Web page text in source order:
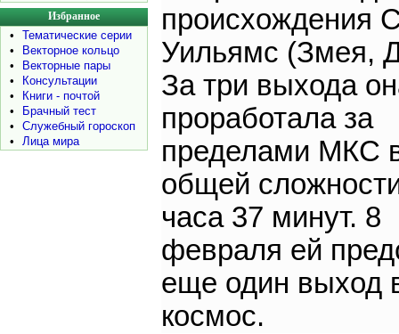
Избранное
•
Тематические серии
•
Векторное кольцо
•
Векторные пары
•
Консультации
•
Книги - почтой
•
Брачный тест
•
Служебный гороскоп
•
Лица мира
происхождения
Уильямс (Змея,
За три выхода
проработала за
пределами МКС
общей
часа 37 минут. 8
февраля ей
еще один выход
космос.